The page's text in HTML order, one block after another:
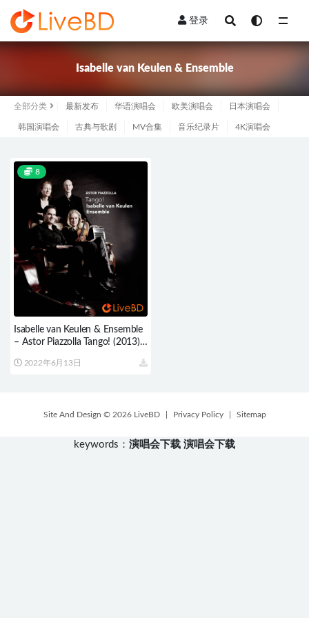
登录
Isabelle van Keulen & Ensemble
全部分类 最新发布 华语演唱会 欧美演唱会 日本演唱会
韩国演唱会 古典与歌剧 MV合集 音乐纪录片 4K演唱会
8
Isabelle van Keulen & Ensemble
– Astor Piazzolla Tango! (2013)
2022年6月13日
Site And Design © 2026 LiveBD Privacy Policy Sitemap
keywords： 演唱会下载 演唱会下载